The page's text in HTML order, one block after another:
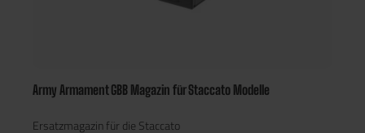
Army Armament GBB Magazin für Staccato Modelle
Ersatzmagazin für die Staccato